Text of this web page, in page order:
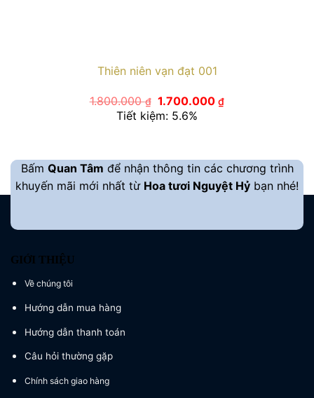
Thiên niên vạn đạt 001
1.800.000₫ Giá
gốc
là:
1.700.000₫Giá
Tiết kiệm: 5.6%
Bấm Quan Tâm để nhận thông tin các chương trình
khuyến mãi mới nhất từ Hoa tươi Nguyệt Hỷ bạn nhé!
GIỚI THIỆU
Về chúng tôi
Hướng dẫn mua hàng
Hướng dẫn thanh toán
Câu hỏi thường gặp
Chính sách giao hàng